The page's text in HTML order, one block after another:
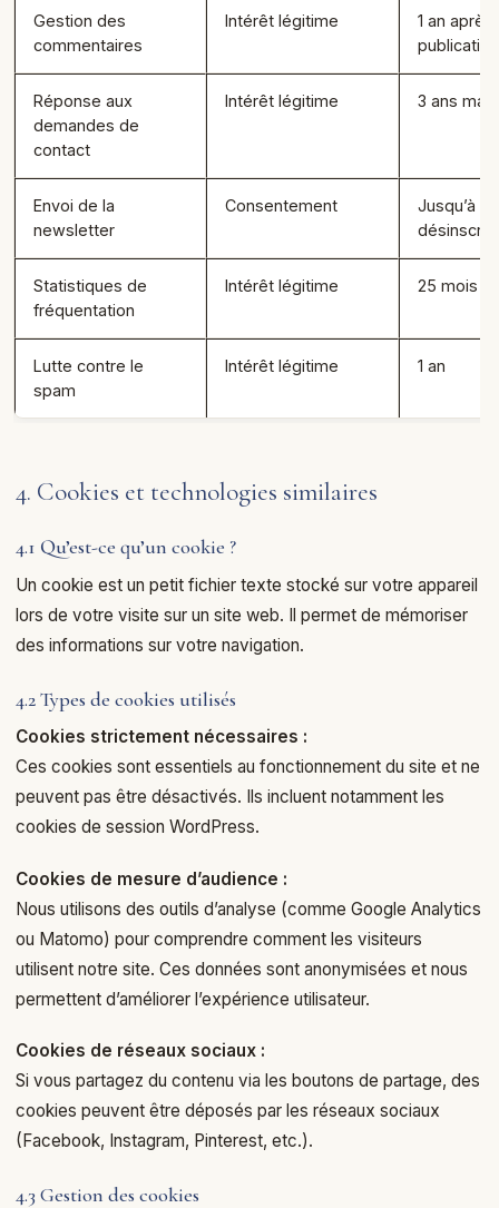
Gestion des
commentaires
Intérêt légitime
1 an après
publication
Réponse aux
demandes de
contact
Intérêt légitime 3 ans
Envoi de la
newsletter
Consentement
Jusqu’à
Statistiques de
fréquentation
Intérêt légitime 25 mois
Lutte contre le
spam
Intérêt légitime 1 an
4. Cookies et technologies similaires
4.1 Qu’est-ce qu’un cookie ?
Un cookie est un petit fichier texte stocké sur votre appareil
lors de votre visite sur un site web. Il permet de mémoriser
des informations sur votre navigation.
4.2 Types de cookies utilisés
Cookies strictement nécessaires :
Ces cookies sont essentiels au fonctionnement du site et ne
peuvent pas être désactivés. Ils incluent notamment les
cookies de session WordPress.
Cookies de mesure d’audience :
Nous utilisons des outils d’analyse (comme Google Analytics
ou Matomo) pour comprendre comment les visiteurs
utilisent notre site. Ces données sont anonymisées et nous
permettent d’améliorer l’expérience utilisateur.
Cookies de réseaux sociaux :
Si vous partagez du contenu via les boutons de partage, des
cookies peuvent être déposés par les réseaux sociaux
(Facebook, Instagram, Pinterest, etc.).
4.3 Gestion des cookies